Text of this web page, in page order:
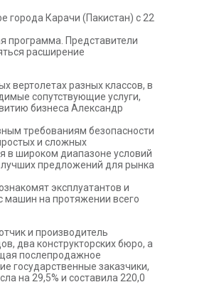
города Карачи (Пакистан) с 22
программа. Представители
расширение
вертолетах разных классов, в
сопутствующие услуги,
бизнеса Александр
требованиям безопасности
и сложных
в широком диапазоне условий
лучших предложений для рынка
эксплуатантов и
машин на протяжении всего
и производитель
два конструкторских бюро, а
послепродажное
государственные заказчики,
на 29,5% и составила 220,0